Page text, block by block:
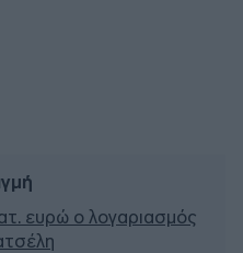
ευρώ ο λογαριασμός